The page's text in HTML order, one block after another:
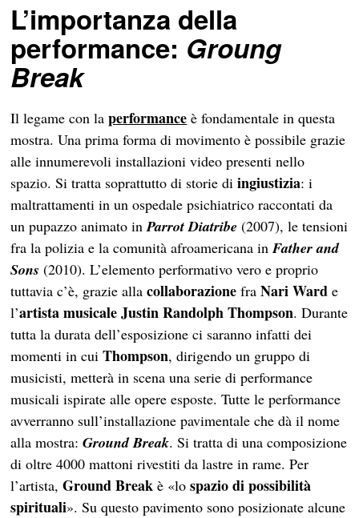
L’importanza della
performance: Groung
Break
Il legame con laperformance è fondamentale in questa
mostra. Una prima forma di movimento è possibile grazie
alle innumerevoli installazioni video presenti nello
spazio. Si tratta soprattutto di storie diingiustizia: i
maltrattamenti in un ospedale psichiatrico raccontati da
un pupazzo animato inParrot Diatribe (2007), le tensioni
fra la polizia e la comunità afroamericana inFather and
Sons (2010). L’elemento performativo vero e proprio
tuttavia c’è, grazie allacollaborazione fraNari Ward e
l’artista musicale Justin Randolph Thompson. Durante
tutta la durata dell’esposizione ci saranno infatti dei
momenti in cuiThompson, dirigendo un gruppo di
musicisti, metterà in scena una serie di performance
musicali ispirate alle opere esposte. Tutte le performance
avverranno sull’installazione pavimentale che dà il nome
alla mostra:Ground Break. Si tratta di una composizione
di oltre 4000 mattoni rivestiti da lastre in rame. Per
l’artista,Ground Break è «lospazio di possibilità
spirituali». Su questo pavimento sono posizionate alcune